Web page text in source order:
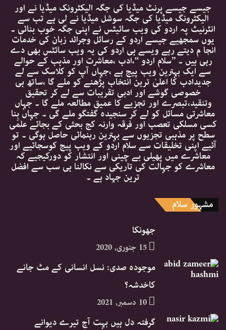
جیسے جیسے پرنٹ میڈیا کی جگہ الیکٹرونک میڈیا نے اور
الیکٹرونگ میڈیا کی جگہ سوشل میڈیا نے لی ہے تب سے
انٹرنیٹ پہ اردو کی ویب سائیٹس نے اپنی جگہ خوب بنائی ۔
یوں سمجھیے جیسے اردو کے رسائل وجرائد زبان کی خدمات
انجا م دیتے رہے ویسے ہی اردو کی یہ ویب سائٹس بھی دے
رہی ہیں ۔ ’’سلام اردو ‘‘،ادب ،معاشرت اور مذہب کے حوالے
سے ایک بہترین ویب پیج ہے ،جہاں آپ کو کلاسک سے لے
جدیدادب کا اعلیٰ ترین انتخاب پڑھنے کو ملے گا ،ساتھ ہی
خصوصی گوشے اور ادبی تقریبات سے لے کر تحقیق
وتنقید،تبصرے اور تجزیے کا عمیق مطالعہ ملے گا ۔ جہاں
معاشرتی مسائل کو لے کر سنجیدہ گفتگو ملے گی ۔ جہاں بِنا
کسی مسلکی تعصب اور فرقہ وارنہ کج بحثی کے بجائے علمی
سطح پر مذہبی تجزیوں سے بہترین رہنمائی حاصل ہوگی ۔ تو
آئیے اپنی تخلیقات سے سلام اردو کے ویب پیج کوسجائیے اور
معاشرے میں پھیلی بے چینی اور انتشار کو دورکیجیے کہ
معاشرے کو جہالت کی تاریکی سے نکالنا ہی سب سے افضل
ترین جہاد ہے ۔
مشہور سلام
جھونکا
15 جنوری, 2020
موجودہ صدی: نسل انسانی کے مٹ جانے
کاخدشہ؟
10 دسمبر, 2021
گرفتہ دل ہیں بہت آج تیرے دیوانے